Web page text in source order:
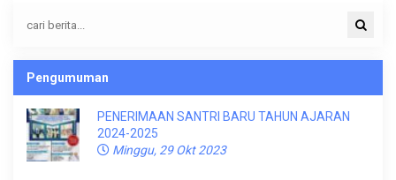
Pengumuman
PENERIMAAN SANTRI BARU TAHUN AJARAN
2024-2025
Minggu, 29 Okt 2023